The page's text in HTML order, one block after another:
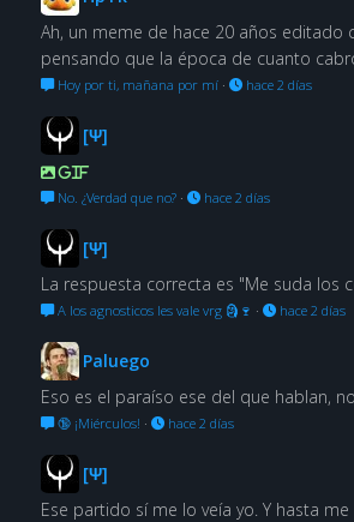
Ah, un meme de hace 20 años editado
pensando que la época de cuanto
Hoy por ti, mañana por mí· hace 2 días
[Ψ]
GIF
No. ¿Verdad que no?· hace 2 días
[Ψ]
La respuesta correcta es "Me suda los
A los agnosticos les vale vrg 🗿🍷 · hace 2 días
Paluego
Eso es el paraíso ese del que hablan,
🔞 ¡Miérculos! · hace 2 días
[Ψ]
Ese partido sí me lo veía yo. Y hasta